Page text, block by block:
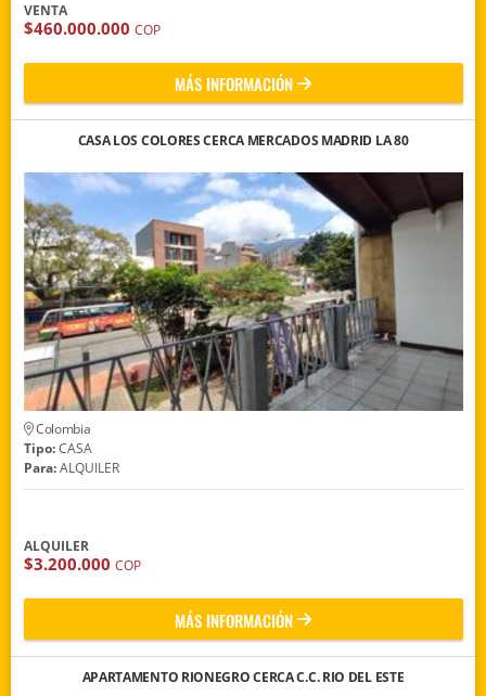
VENTA
$460.000.000 COP
MÁS INFORMACIÓN
CASA LOS COLORES CERCA MERCADOS MADRID LA 80
Colombia
Tipo:CASA
Para:ALQUILER
ALQUILER
$3.200.000 COP
MÁS INFORMACIÓN
APARTAMENTO RIONEGRO CERCA C.C. RIO DEL ESTE